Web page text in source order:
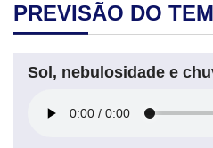
PREVISÃO DO
Sol, nebulosidade e